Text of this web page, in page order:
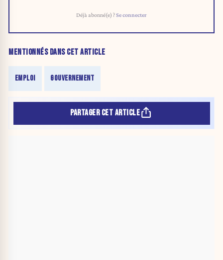
Déjà abonné(e) ?Se connecter
MENTIONNÉS DANS CET ARTICLE
EMPLOI GOUVERNEMENT
PARTAGER CET ARTICLE